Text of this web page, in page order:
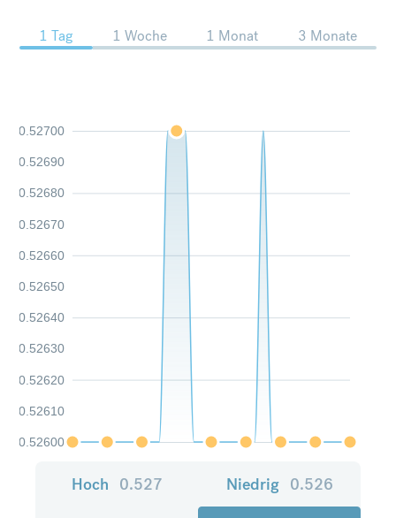
1 Tag 1 Woche 1 Monat 3 Monate
0.52600
0.52610
0.52620
0.52630
0.52640
0.52650
0.52660
0.52670
0.52680
0.52690
0.52700
Hoch 0.527 Niedrig 0.526